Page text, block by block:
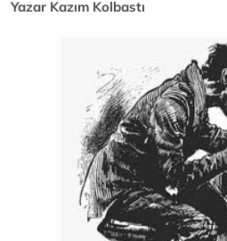
Yazar Kazım Kolbastı